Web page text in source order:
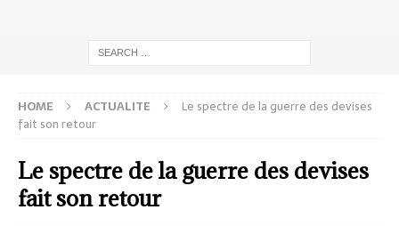
HOME ACTUALITE
Le spectre de la guerre des devises
fait son retour
Le spectre de la guerre des devises
fait son retour